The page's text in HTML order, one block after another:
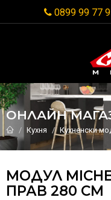
0899 99 77
ОНЛАЙН
Кухня Кухненски
МОДУЛ
ПРАВ 280 СМ